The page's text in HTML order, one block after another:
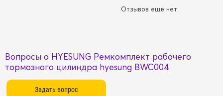
Отзывов ещё нет
Вопросы о HYESUNG Ремкомплект рабочего
тормозного цилиндра hyesung BWC004